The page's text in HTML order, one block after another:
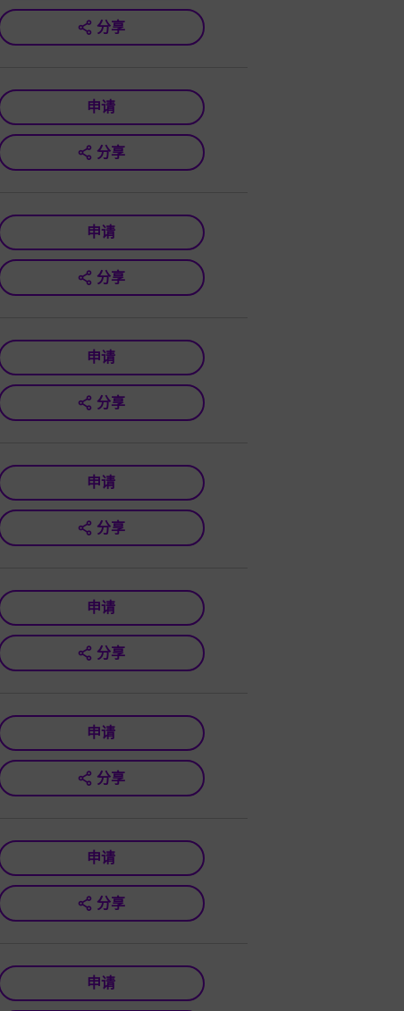
分享
申请
分享
申请
分享
申请
分享
申请
分享
申请
分享
申请
分享
申请
分享
申请